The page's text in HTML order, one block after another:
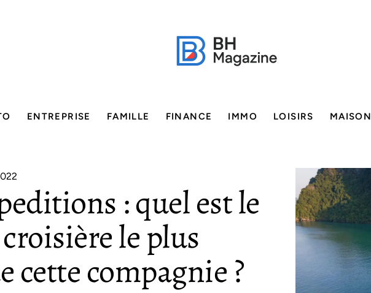
ENTREPRISE FAMILLE FINANCE IMMO LOISIRS MAISON
: quel est le
le plus
cette compagnie ?